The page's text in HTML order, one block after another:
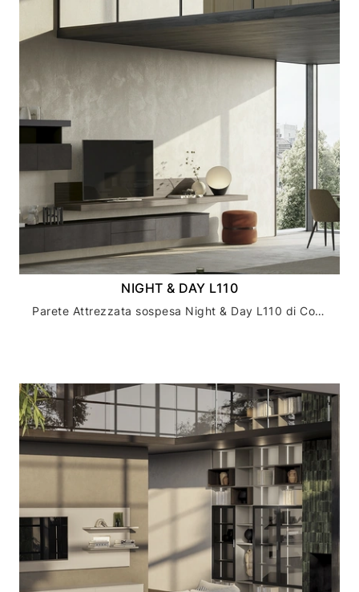
NIGHT & DAY L110
Parete Attrezzata sospesa Night & Day L110 di Colombini Casa